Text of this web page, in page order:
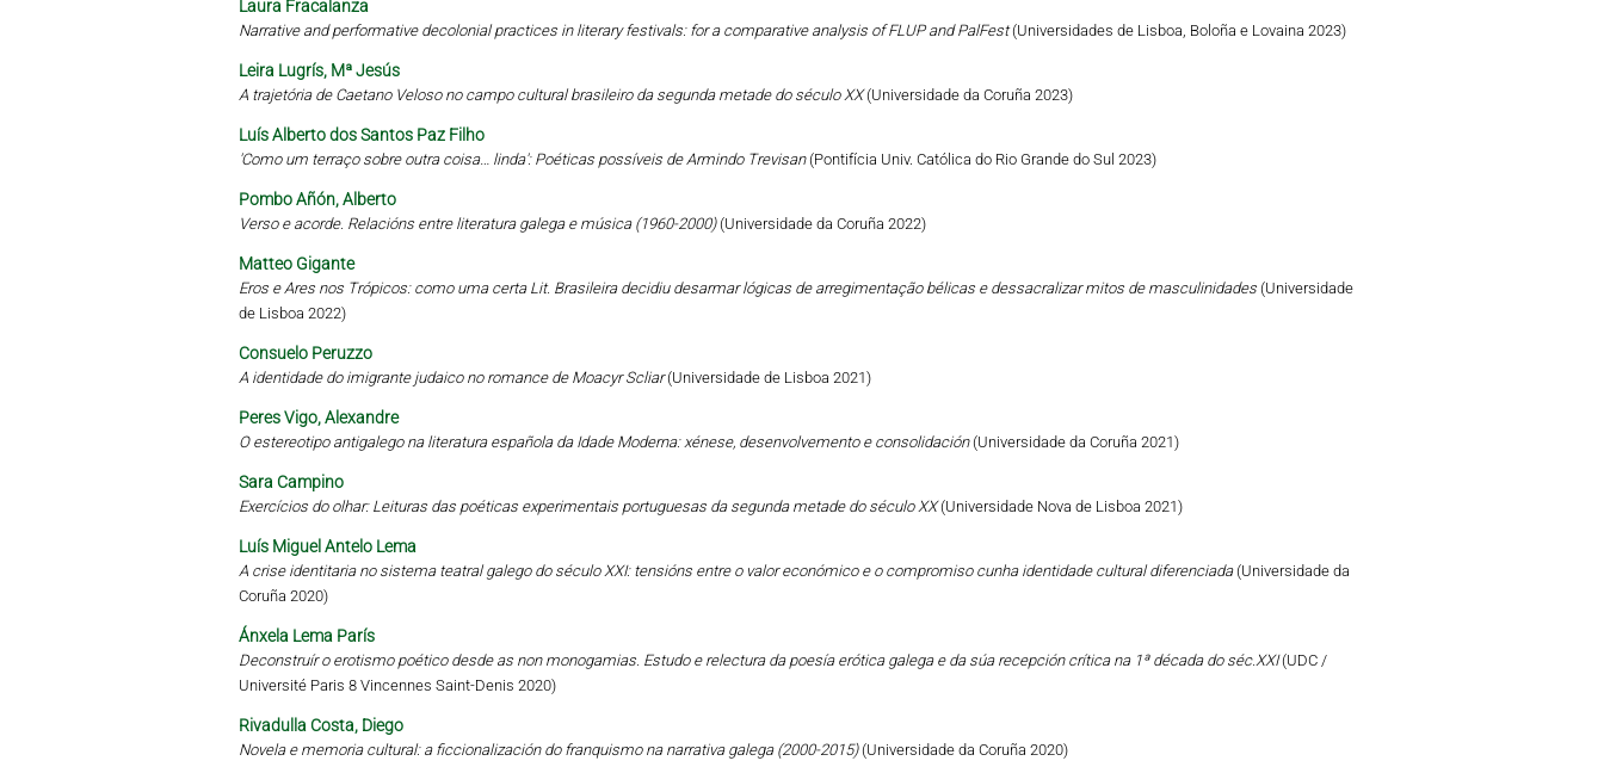
Laura Fracalanza
Narrative and performative decolonial practices in literary festivals: for a comparative analysis of FLUP and PalFest(Universidades de Lisboa, Boloña e Lovaina 2023)
Leira Lugrís, Mª Jesús
A trajetória de Caetano Veloso no campo cultural brasileiro da segunda metade do século XX(Universidade da Coruña 2023)
Luís Alberto dos Santos Paz Filho
'Como um terraço sobre outra coisa… linda': Poéticas possíveis de Armindo Trevisan(Pontifícia Univ. Católica do Rio Grande do Sul 2023)
Pombo Añón, Alberto
Verso e acorde. Relacións entre literatura galega e música (1960-2000)(Universidade da Coruña 2022)
Matteo Gigante
Eros e Ares nos Trópicos: como uma certa Lit. Brasileira decidiu desarmar lógicas de arregimentação bélicas e dessacralizar mitos de masculinidades (Universidade
de Lisboa 2022)
Consuelo Peruzzo
A identidade do imigrante judaico no romance de Moacyr Scliar(Universidade de Lisboa 2021)
Peres Vigo, Alexandre
O estereotipo antigalego na literatura española da Idade Moderna: xénese, desenvolvemento e consolidación(Universidade da Coruña 2021)
Sara Campino
Exercícios do olhar: Leituras das poéticas experimentais portuguesas da segunda metade do século XX(Universidade Nova de Lisboa 2021)
Luís Miguel Antelo Lema
A crise identitaria no sistema teatral galego do século XXI: tensións entre o valor económico e o compromiso cunha identidade cultural diferenciada(Universidade da
Coruña 2020)
Ánxela Lema París
Deconstruír o erotismo poético desde as non monogamias. Estudo e relectura da poesía erótica galega e da súa recepción crítica na 1ª década do séc.XXI(UDC /
Université Paris 8 Vincennes Saint-Denis 2020)
Rivadulla Costa, Diego
Novela e memoria cultural: a ficcionalización do franquismo na narrativa galega (2000-2015)(Universidade da Coruña 2020)